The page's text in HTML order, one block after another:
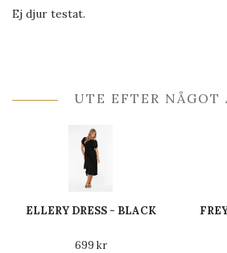
Ej djur testat.
UTE EFTER NÅGOT
ELLERY DRESS - BLACK
699 kr